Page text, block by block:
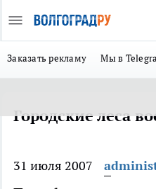
Заказать рекламу Мы в
Городские леса
31 июля 2007